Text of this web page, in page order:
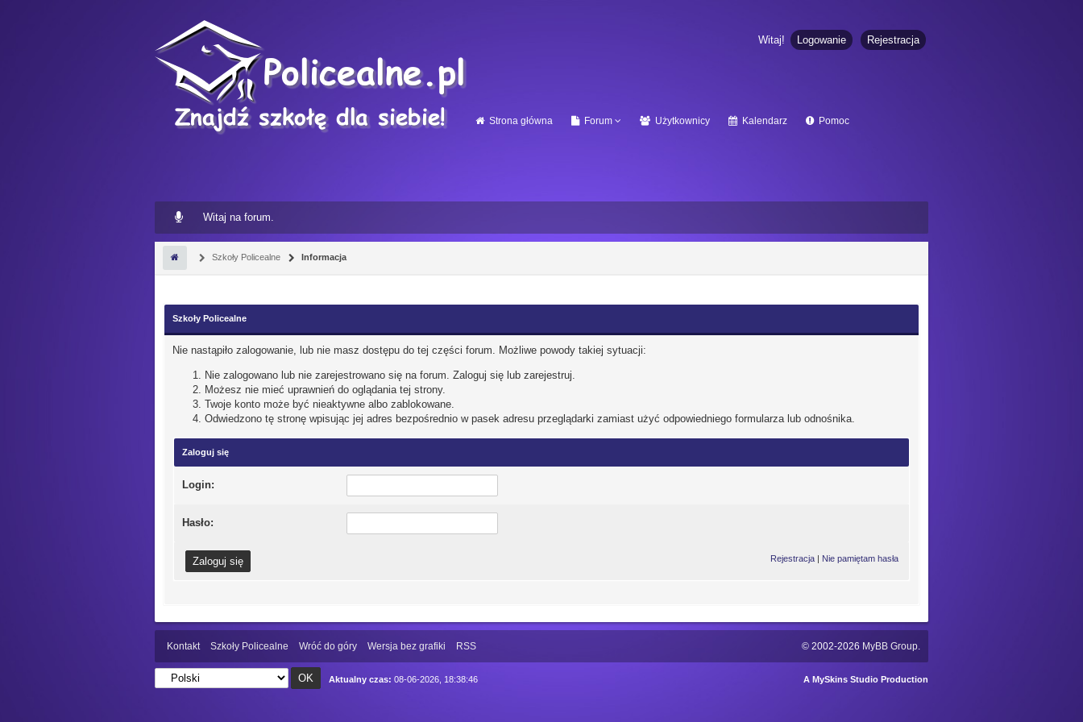
Witaj! Logowanie Rejestracja
Strona główna Forum Użytkownicy Kalendarz Pomoc
Witaj na forum.
Szkoły Policealne Informacja
Szkoły Policealne
Nie nastąpiło zalogowanie, lub nie masz dostępu do tej części forum. Możliwe powody takiej sytuacji:
Nie zalogowano lub nie zarejestrowano się na forum. Zaloguj się lub zarejestruj.
Możesz nie mieć uprawnień do oglądania tej strony.
Twoje konto może być nieaktywne albo zablokowane.
Odwiedzono tę stronę wpisując jej adres bezpośrednio w pasek adresu przeglądarki zamiast użyć odpowiedniego formularza lub odnośnika.
Zaloguj się
Login:
Hasło:
Rejestracja | Nie pamiętam hasła
© 2002-2026 MyBB Group.
Kontakt Szkoły Policealne Wróć do góry Wersja bez grafiki RSS
A MySkins Studio Production
Aktualny czas: 08-06-2026, 18:38:46